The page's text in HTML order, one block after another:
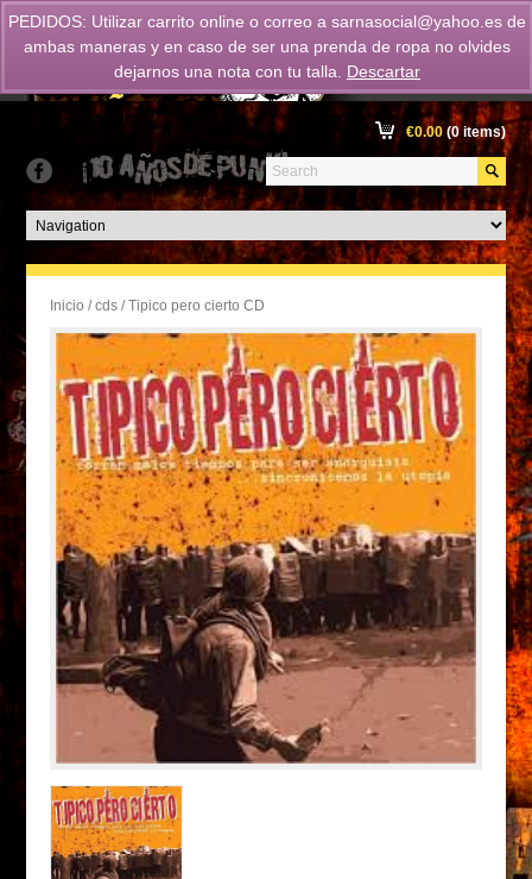
€0.00(0 items)
Inicio /cds / Tipico pero cierto CD
PEDIDOS: Utilizar carrito online o correo a sarnasocial@yahoo.es de
ambas maneras y en caso de ser una prenda de ropa no olvides
dejarnos una nota con tu talla.
Descartar